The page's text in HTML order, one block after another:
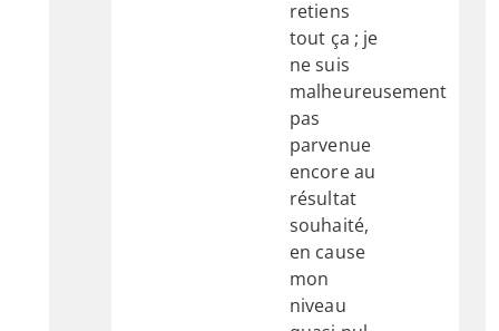
retiens
tout ça ; je
ne suis
malheureusement
pas
parvenue
encore au
résultat
souhaité,
en cause
mon
niveau